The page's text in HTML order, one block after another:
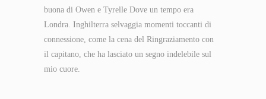
buona di Owen e Tyrelle Dove un tempo era
Londra. Inghilterra selvaggia momenti toccanti di
connessione, come la cena del Ringraziamento con
il capitano, che ha lasciato un segno indelebile sul
mio cuore.